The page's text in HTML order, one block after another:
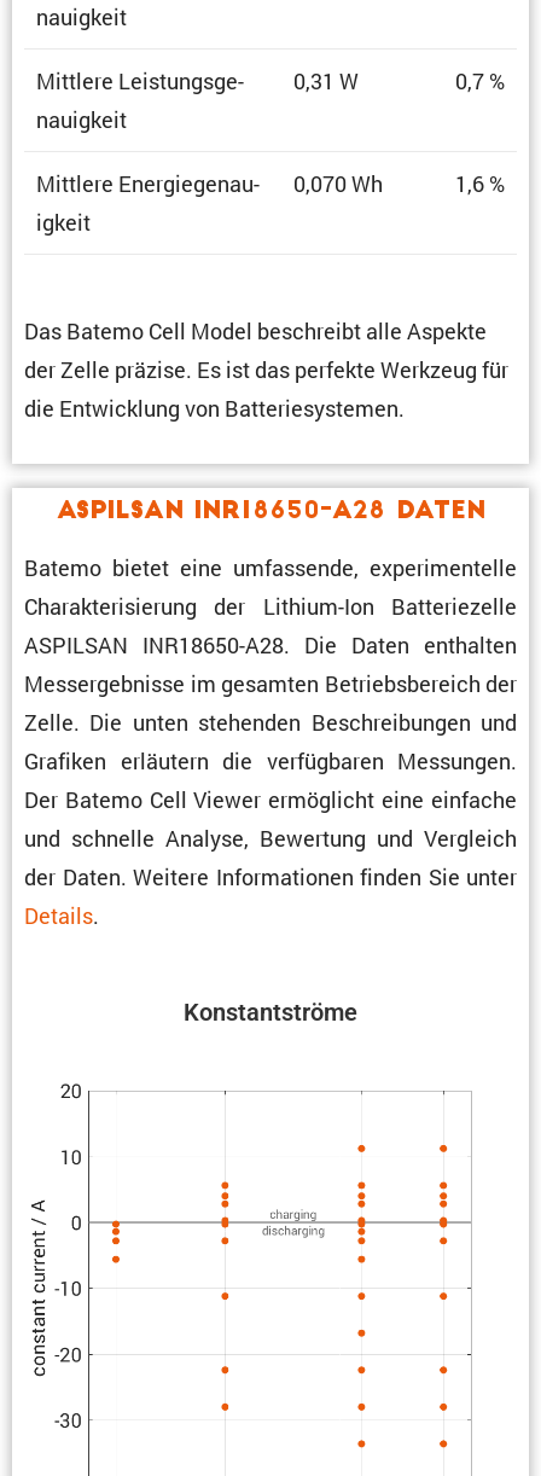
nau­ig­keit
Mittlere Leistungs­ge­
nau­ig­keit
0,31 W 0,7 %
Mittlere Energie­ge­nau­
ig­keit
0,070 Wh 1,6 %
Das Batemo Cell Model beschreibt alle Aspekte
der Zelle präzise. Es ist das perfekte Werkzeug für
die Entwick­lung von Batteriesystemen.
ASPILSAN INR18650-A28 Daten
Batemo bietet eine umfas­sende, experi­men­telle
Charak­te­ri­sie­rung der Lithium-Ion Batte­rie­zelle
ASPILSAN INR18650-A28. Die Daten enthalten
Messergeb­nisse im gesamten Betriebs­be­reich der
Zelle. Die unten stehenden Beschrei­bungen und
Grafiken erläu­tern die verfüg­baren Messungen.
Der Batemo Cell Viewer ermög­licht eine einfache
und schnelle Analyse, Bewer­tung und Vergleich
der Daten. Weitere Infor­ma­tionen finden Sie unter
Details.
Konstant­ströme